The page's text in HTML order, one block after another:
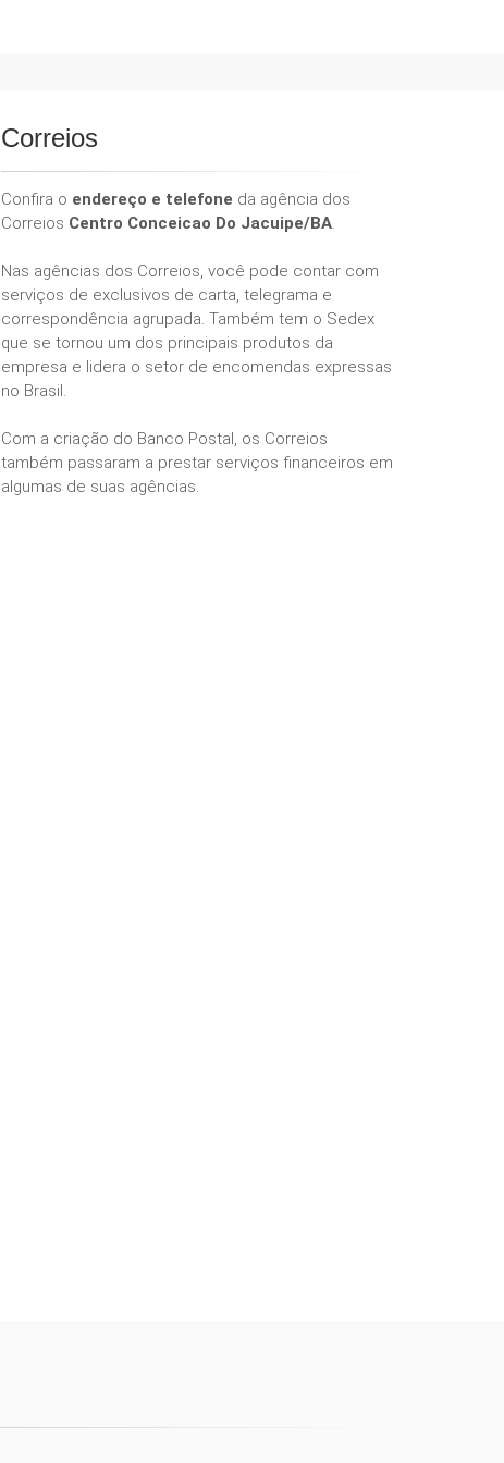
Correios
Confira o endereço e telefone da agência dos
Correios Centro Conceicao Do Jacuipe/BA.
Nas agências dos Correios, você pode contar com
serviços de exclusivos de carta, telegrama e
correspondência agrupada. Também tem o Sedex
que se tornou um dos principais produtos da
empresa e lidera o setor de encomendas expressas
no Brasil.
Com a criação do Banco Postal, os Correios
também passaram a prestar serviços financeiros em
algumas de suas agências.